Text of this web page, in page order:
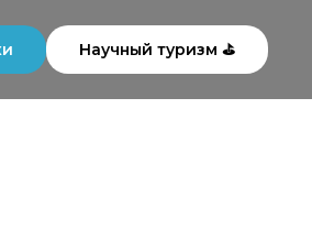
Научный туризм ⛳